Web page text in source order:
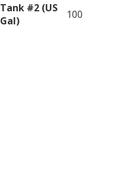
Tank #2 (US
Gal)
100